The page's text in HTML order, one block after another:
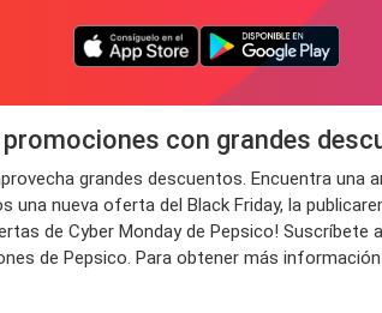
con grandes
grandes descuentos. Encuentra
nueva oferta del Black Friday, la
de Cyber Monday de Pepsico!
de Pepsico. Para obtener más